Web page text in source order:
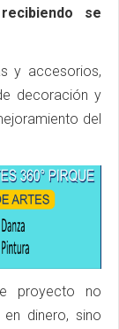
se
y accesorios,
decoración y
del
proyecto no
dinero, sino